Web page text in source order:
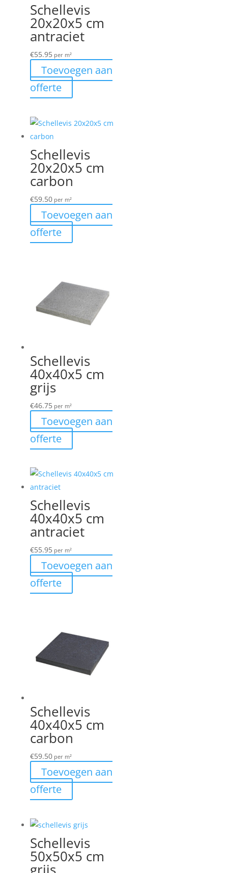
Schellevis
20x20x5 cm
antraciet
€55.95per m²
Toevoegen aan
offerte
Schellevis
20x20x5 cm
carbon
€59.50per m²
Toevoegen aan
offerte
Schellevis
40x40x5 cm
grijs
€46.75per m²
Toevoegen aan
offerte
Schellevis
40x40x5 cm
antraciet
€55.95per m²
Toevoegen aan
offerte
Schellevis
40x40x5 cm
carbon
€59.50per m²
Toevoegen aan
offerte
Schellevis
50x50x5 cm
grijs